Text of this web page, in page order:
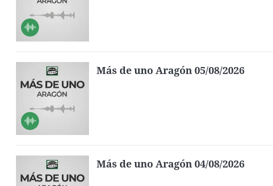
Más de uno Aragón 05/08/2026
Más de uno Aragón 04/08/2026